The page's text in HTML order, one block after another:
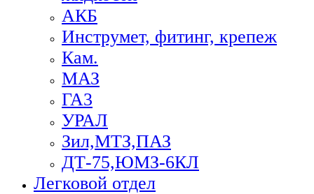
АКБ
Инструмет, фитинг, крепеж
Кам.
МАЗ
ГА3
УРАЛ
Зил,МТЗ,ПАЗ
ДТ-75,ЮМЗ-6КЛ
Легковой отдел